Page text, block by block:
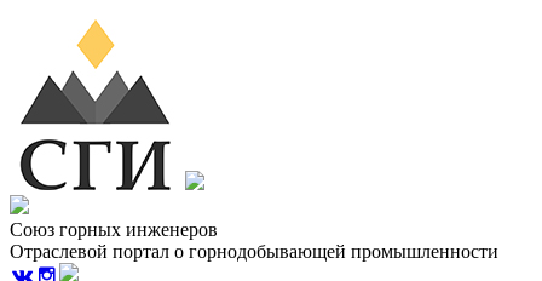
Союз горных инженеров
Отраслевой портал о горнодобывающей промышленности